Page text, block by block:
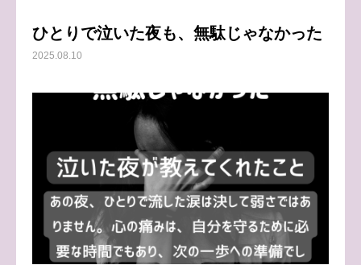
ひとりで泣いた夜も、無駄じゃなかった
2025.08.10
TOP
会員様からの喜びの声
よくあるご質問